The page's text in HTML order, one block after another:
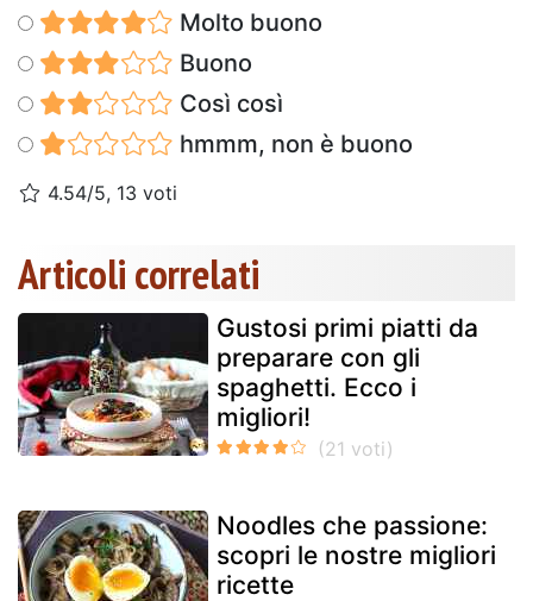
Molto buono
Buono
Così così
hmmm, non è buono
4.54/5, 13 voti
Articoli correlati
Gustosi primi piatti da
preparare con gli
spaghetti. Ecco i
migliori!
Noodles che passione:
scopri le nostre migliori
ricette